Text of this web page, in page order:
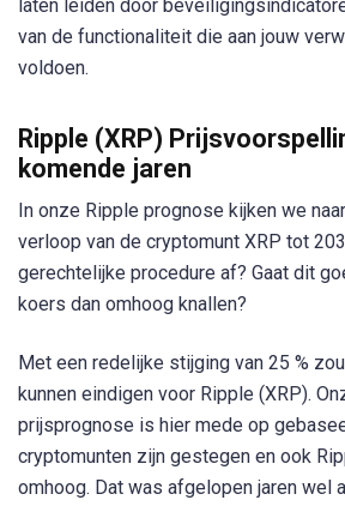
laten leiden door
van de functionaliteit die aan jouw
voldoen.
Ripple (XRP)
komende jaren
In onze Ripple prognose kijken we
verloop van de cryptomunt XRP tot
gerechtelijke procedure af? Gaat dit
koers dan omhoog knallen?
Met een redelijke stijging van 25 %
kunnen eindigen voor Ripple (XRP).
prijsprognose is hier mede op
cryptomunten zijn gestegen en ook
omhoog. Dat was afgelopen jaren wel